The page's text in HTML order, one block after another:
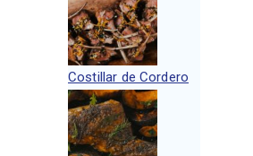
Costillar de Cordero